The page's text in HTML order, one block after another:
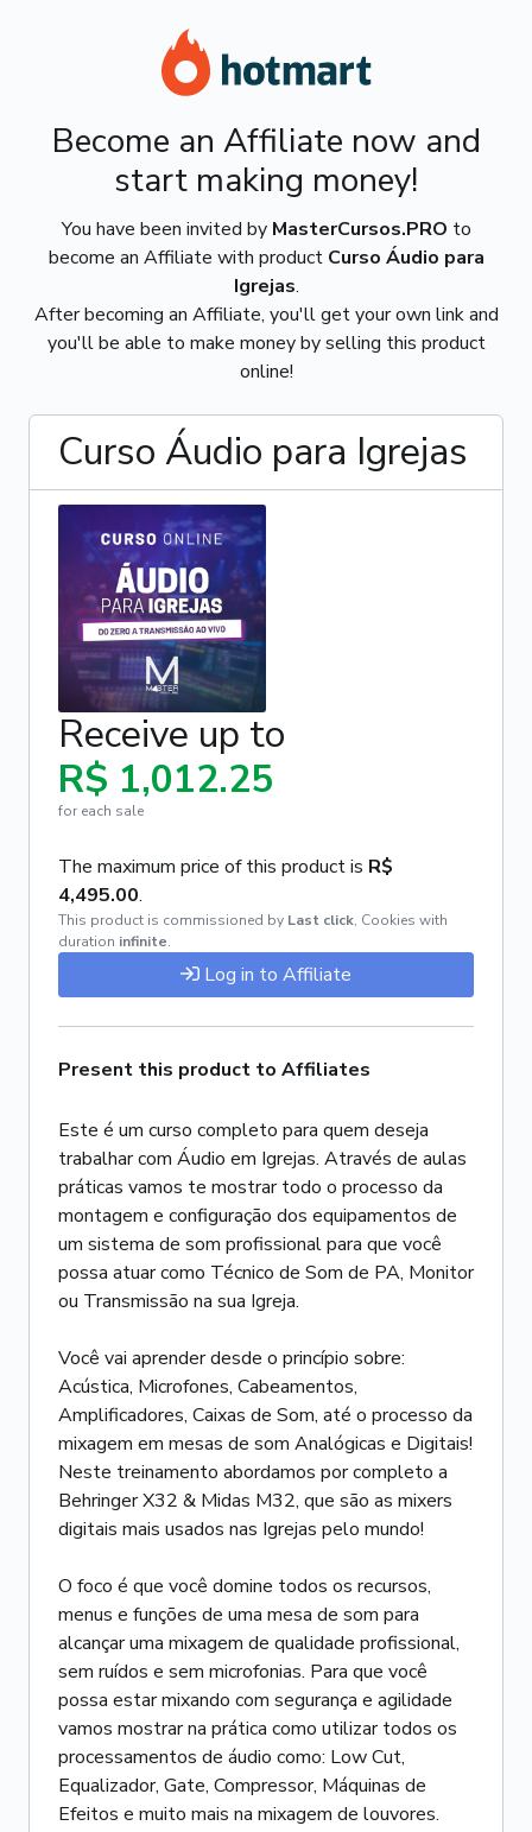
Become an Affiliate now and
start making money!
You have been invited by MasterCursos.PRO to
become an Affiliate with product Curso Áudio para
Igrejas.
After becoming an Affiliate, you'll get your own link and
you'll be able to make money by selling this product
online!
Curso Áudio para Igrejas
Receive up to
R$ 1,012.25
for each sale
The maximum price of this product is R$
4,495.00.
This product is commissioned by Last click, Cookies with
duration infinite.
Log in to Affiliate
Present this product to Affiliates
Este é um curso completo para quem deseja
trabalhar com Áudio em Igrejas. Através de aulas
práticas vamos te mostrar todo o processo da
montagem e configuração dos equipamentos de
um sistema de som profissional para que você
possa atuar como Técnico de Som de PA, Monitor
ou Transmissão na sua Igreja.
Você vai aprender desde o princípio sobre:
Acústica, Microfones, Cabeamentos,
Amplificadores, Caixas de Som, até o processo da
mixagem em mesas de som Analógicas e Digitais!
Neste treinamento abordamos por completo a
Behringer X32 & Midas M32, que são as mixers
digitais mais usados nas Igrejas pelo mundo!
O foco é que você domine todos os recursos,
menus e funções de uma mesa de som para
alcançar uma mixagem de qualidade profissional,
sem ruídos e sem microfonias. Para que você
possa estar mixando com segurança e agilidade
vamos mostrar na prática como utilizar todos os
processamentos de áudio como: Low Cut,
Equalizador, Gate, Compressor, Máquinas de
Efeitos e muito mais na mixagem de louvores.